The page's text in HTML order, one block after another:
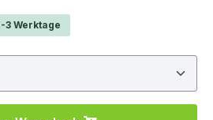
3 Werktage
den gewünschten Wert ein